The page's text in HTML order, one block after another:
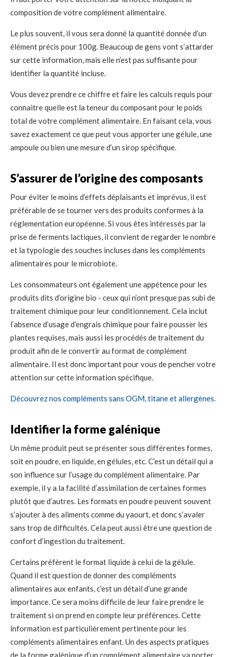
composition de votre complément alimentaire.
Le plus souvent, il vous sera donné la quantité donnée d’un
élément précis pour 100g. Beaucoup de gens vont s’attarder
sur cette information, mais elle n’est pas suffisante pour
identifier la quantité incluse.
Vous devez prendre ce chiffre et faire les calculs requis pour
connaitre quelle est la teneur du composant pour le poids
total de votre complément alimentaire. En faisant cela, vous
savez exactement ce que peut vous apporter une gélule, une
ampoule ou bien une mesure d’un sirop spécifique.
S’assurer de l’origine des composants
Pour éviter le moins d’effets déplaisants et imprévus, il est
préférable de se tourner vers des produits conformes à la
réglementation européenne. Si vous êtes intéressés par la
prise de ferments lactiques, il convient de regarder le nombre
et la typologie des souches incluses dans les compléments
alimentaires pour le microbiote.
Les consommateurs ont également une appétence pour les
produits dits d’origine bio - ceux qui n’ont presque pas subi de
traitement chimique pour leur conditionnement. Cela inclut
l’absence d’usage d’engrais chimique pour faire pousser les
plantes requises, mais aussi les procédés de traitement du
produit afin de le convertir au format de complément
alimentaire. Il est donc important pour vous de pencher votre
attention sur cette information spécifique.
Découvrez nos compléments sans OGM, titane et allergènes.
Identifier la forme galénique
Un même produit peut se présenter sous différentes formes,
soit en poudre, en liquide, en gélules, etc. C’est un détail qui a
son influence sur l’usage du complément alimentaire. Par
exemple, il y a la facilité d’assimilation de certaines formes
plutôt que d’autres. Les formats en poudre peuvent souvent
s’ajouter à des aliments comme du yaourt, et donc s’avaler
sans trop de difficultés. Cela peut aussi être une question de
confort d’ingestion du traitement.
Certains préfèrent le format liquide à celui de la gélule.
Quand il est question de donner des compléments
alimentaires aux enfants, c’est un détail d’une grande
importance. Ce sera moins difficile de leur faire prendre le
traitement si on prend en compte leur préférences. Cette
information est particulièrement pertinente pour les
compléments alimentaires enfant. Un des aspects pratiques
de la forme galénique d’un complément alimentaire va porter